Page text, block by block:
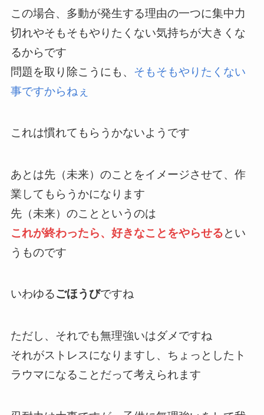
この場合、多動が発生する理由の一つに集中力
切れやそもそもやりたくない気持ちが大きくな
るからです
問題を取り除こうにも、 そもそもやりたくない
事ですからねぇ
これは慣れてもらうかないようです
あとは先（未来）のことをイメージさせて、作
業してもらうかになります
先（未来）のことというのは
これが終わったら、好きなことをやらせるとい
うものです
いわゆるごほうびですね
ただし、それでも無理強いはダメですね
それがストレスになりますし、ちょっとしたト
ラウマになることだって考えられます